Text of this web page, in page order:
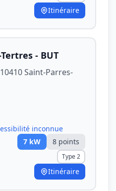
Itinéraire
- BUT
Saint-Parres-
inconnue
7 kW 8 points
Type 2
Itinéraire